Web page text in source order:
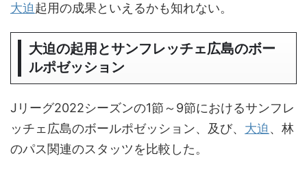
大迫起用の成果といえるかも知れない。
大迫の起用とサンフレッチェ広島のボー
ルポゼッション
Jリーグ2022シーズンの1節～9節におけるサンフレ
ッチェ広島のボールポゼッション、及び、 大迫 、林
のパス関連のスタッツを比較した。